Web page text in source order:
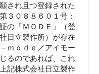
され且つ登録された
３０８８６０１号：
の「ＭＯＤＥ」（登
日立製作所）が存在
ｍｏｄｅ／アイモー
るのであれば、これ
記株式会社日立製作